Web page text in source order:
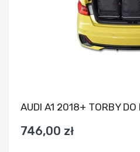
AUDI A1 2018+ TORBY
746,00 zł